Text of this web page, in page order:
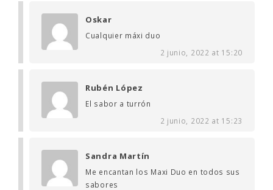
Oskar
Cualquier máxi duo
2 junio, 2022 at 15:20
Rubén López
El sabor a turrón
2 junio, 2022 at 15:23
Sandra Martín
Me encantan los Maxi Duo en todos sus
sabores